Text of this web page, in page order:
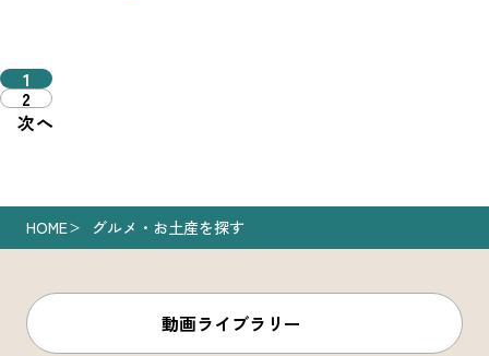
HOME グルメ・お土産を探す
1
2
次へ
動画ライブラリー